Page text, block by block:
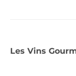
Les Vins